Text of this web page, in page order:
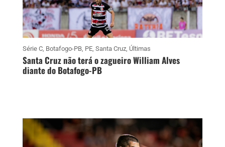
Série C, Botafogo-PB, PE, Santa Cruz, Últimas
Santa Cruz não terá o zagueiro William Alves
diante do Botafogo-PB